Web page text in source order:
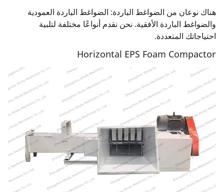
هناك نوعان من الضواغط الباردة: الضواغط الباردة العمودية
والضواغط الباردة الأفقية. نحن نقدم أنواعًا مختلفة لتلبية
احتياجاتك المتعددة.
Horizontal EPS Foam Compactor